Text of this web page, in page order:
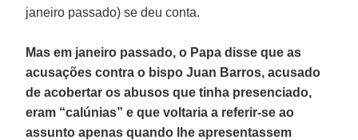
janeiro passado) se deu conta.
Mas em janeiro passado, o Papa disse que as
acusações contra o bispo Juan Barros, acusado
de acobertar os abusos que tinha presenciado,
eram “calúnias” e que voltaria a referir-se ao
assunto apenas quando lhe apresentassem